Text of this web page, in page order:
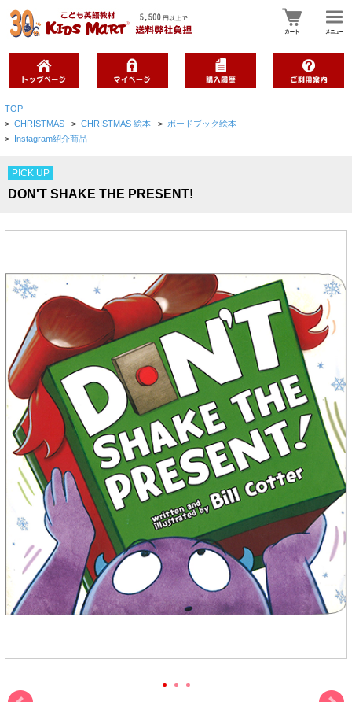
TOP
> CHRISTMAS > CHRISTMAS 絵本 > ボードブック絵本
> Instagram紹介商品
PICK UP
DON'T SHAKE THE PRESENT!